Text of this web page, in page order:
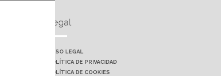
Legal
AVISO LEGAL
POLÍTICA DE PRIVACIDAD
POLÍTICA DE COOKIES